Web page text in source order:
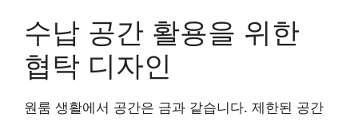
수납 공간 활용을 위한
협탁 디자인
원룸 생활에서 공간은 금과 같습니다. 제한된 공간